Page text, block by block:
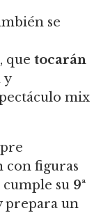
se
, que tocarán
y
mix
con figuras
su 9ª
prepara un